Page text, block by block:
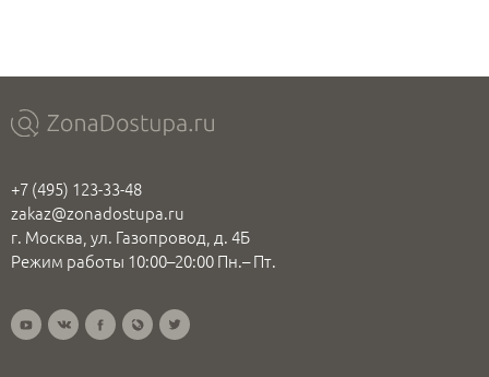
+7 (495) 123-33-48
zakaz@zonadostupa.ru
г. Москва, ул. Газопровод, д. 4Б
Режим работы 10:00–20:00 Пн.– Пт.